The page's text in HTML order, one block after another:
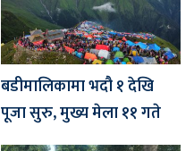
बडीमालिकामा भदौ १ देखि
पूजा सुरु, मुख्य मेला ११ गते